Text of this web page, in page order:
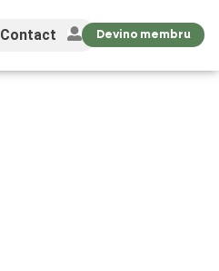
Contact Devino membru